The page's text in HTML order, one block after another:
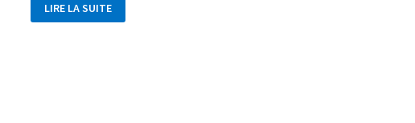
C#
ET
LIRE LA SUITE